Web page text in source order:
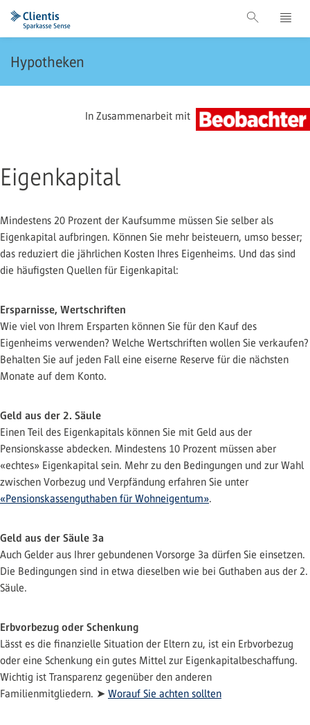
Hypotheken
In Zusammenarbeit mit
Eigenkapital
Mindestens 20 Prozent der Kaufsumme müssen Sie selber als
Eigenkapital aufbringen. Können Sie mehr beisteuern, umso besser;
das reduziert die jährlichen Kosten Ihres Eigenheims. Und das sind
die häufigsten Quellen für Eigenkapital:
Ersparnisse, Wertschriften
Wie viel von Ihrem Ersparten können Sie für den Kauf des
Eigenheims verwenden? Welche Wertschriften wollen Sie verkaufen?
Behalten Sie auf jeden Fall eine eiserne Reserve für die nächsten
Monate auf dem Konto.
Geld aus der 2. Säule
Einen Teil des Eigenkapitals können Sie mit Geld aus der
Pensionskasse abdecken. Mindestens 10 Prozent müssen aber
«echtes» Eigenkapital sein. Mehr zu den Bedingungen und zur Wahl
zwischen Vorbezug und Verpfändung erfahren Sie unter
«Pensionskassenguthaben für Wohneigentum».
Geld aus der Säule 3a
Auch Gelder aus Ihrer gebundenen Vorsorge 3a dürfen Sie einsetzen.
Die Bedingungen sind in etwa dieselben wie bei Guthaben aus der 2.
Säule.
Erbvorbezug oder Schenkung
Lässt es die finanzielle Situation der Eltern zu, ist ein Erbvorbezug
oder eine Schenkung ein gutes Mittel zur Eigenkapitalbeschaffung.
Wichtig ist Transparenz gegenüber den anderen
Familienmitgliedern. ➤ Worauf Sie achten sollten